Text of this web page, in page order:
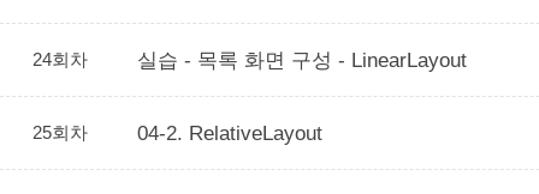
24회차 실습 - 목록 화면 구성 - LinearLayout
25회차 04-2. RelativeLayout